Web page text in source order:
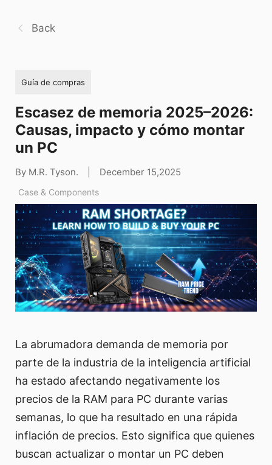
Back
Guía de compras
Escasez de memoria 2025–2026:
Causas, impacto y cómo montar
un PC
By M.R. Tyson. December 15,2025
Case & Components
La abrumadora demanda de memoria por
parte de la industria de la inteligencia artificial
ha estado afectando negativamente los
precios de la RAM para PC durante varias
semanas, lo que ha resultado en una rápida
inflación de precios. Esto significa que quienes
buscan actualizar o montar un PC deben